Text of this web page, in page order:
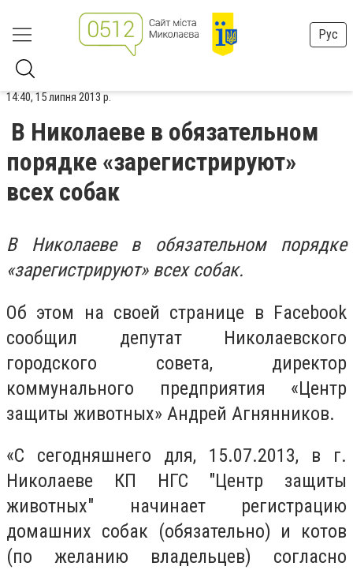
Рус
14:40, 15 липня 2013 р.
В Николаеве в обязательном
порядке «зарегистрируют»
всех собак
В Николаеве в обязательном порядке
«зарегистрируют» всех собак.
Об этом на своей странице в Facebook
сообщил депутат Николаевского
городского совета, директор
коммунального предприятия «Центр
защиты животных» Андрей Агнянников.
«С сегодняшнего для, 15.07.2013, в г.
Николаеве КП НГС "Центр защиты
животных" начинает регистрацию
домашних собак (обязательно) и котов
(по желанию владельцев) согласно